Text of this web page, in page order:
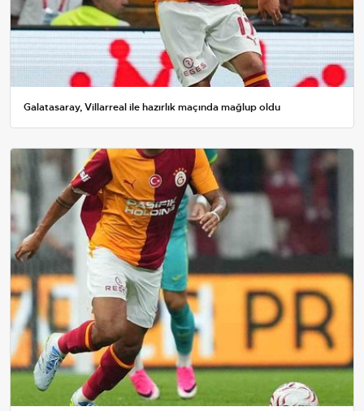
Galatasaray, Villarreal ile hazırlık maçında mağlup oldu